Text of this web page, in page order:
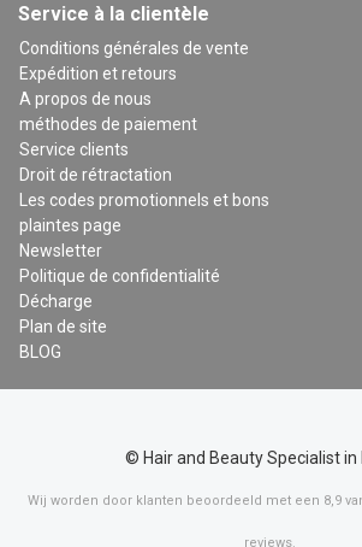
Service à la clientèle
Conditions générales de vente
Expédition et retours
A propos de nous
méthodes de paiement
Service clients
Droit de rétractation
Les codes promotionnels et bons
plaintes page
Newsletter
Politique de confidentialité
Décharge
Plan de site
BLOG
© Hair and Beauty Specialist in
Wij worden door klanten beoordeeld met een 8,9
reviews.